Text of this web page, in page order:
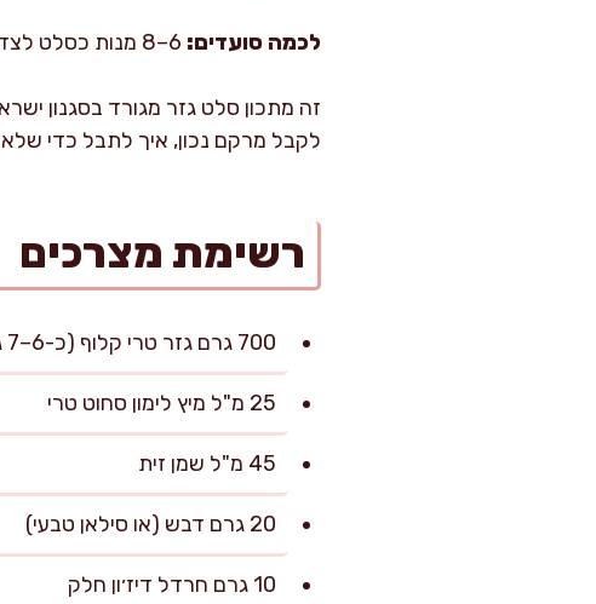
לכמה סועדים:
זה מתכון סלט גזר מגורד בסגנון
לקבל מרקם נכון, איך לתבל כדי שלא
רשימת מצרכים
700 גרם גזר טרי קלוף (כ-6–7 גזרים בינוניים)
25 מ"ל מיץ לימון סחוט טרי
45 מ"ל שמן זית
20 גרם דבש (או סילאן טבעי)
10 גרם חרדל דיז׳ון חלק